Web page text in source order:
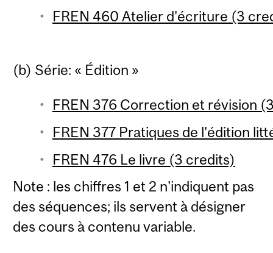
FREN 460 Atelier d'écriture (3
(b) Série: « Édition »
FREN 376 Correction et révision
FREN 377 Pratiques de l'édition
FREN 476 Le livre (3 credits)
Note : les chiffres 1 et 2 n'indiquent pas
des séquences; ils servent à désigner
des cours à contenu variable.